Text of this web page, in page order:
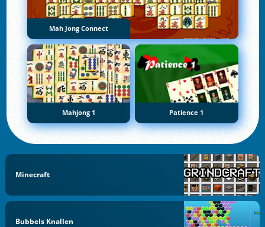
Mah Jong Connect
Mahjong 1 Patience 1
Minecraft
Bubbels Knallen